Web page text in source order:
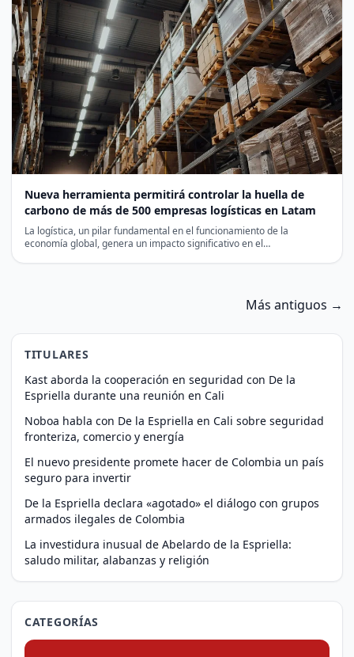
Nueva herramienta permitirá controlar la huella de
carbono de más de 500 empresas logísticas en Latam
La logística, un pilar fundamental en el funcionamiento de la
economía global, genera un impacto significativo en el…
Más antiguos →
TITULARES
Kast aborda la cooperación en seguridad con De la
Espriella durante una reunión en Cali
Noboa habla con De la Espriella en Cali sobre seguridad
fronteriza, comercio y energía
El nuevo presidente promete hacer de Colombia un país
seguro para invertir
De la Espriella declara «agotado» el diálogo con grupos
armados ilegales de Colombia
La investidura inusual de Abelardo de la Espriella:
saludo militar, alabanzas y religión
CATEGORÍAS